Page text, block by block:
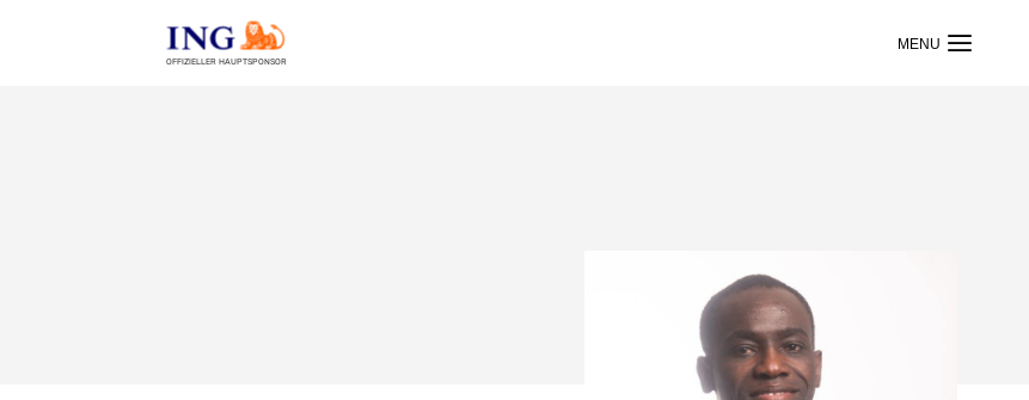
OFFIZIELLER HAUPTSPONSOR